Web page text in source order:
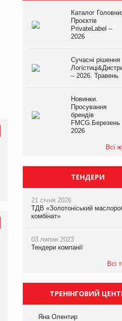
виробництва
Каталог
Проєктів
PrivateLabel –
2026
Сучасні рішення
– 2026. Травень
Новинки.
Просування
брендів
FMCG.Березень
2026
Всі
ТЕНДЕРИ
21 січня 2026
ТДВ «Золотоніський
комбінат»
03 липня 2023
Тендери компанії
Всі
ТРЕНІНГОВИЙ
Яна Олентир